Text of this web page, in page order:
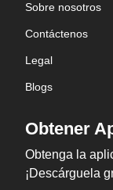
Sobre nosotros
Contáctenos
Legal
Blogs
Obtener
Obtenga la
¡Descárguela